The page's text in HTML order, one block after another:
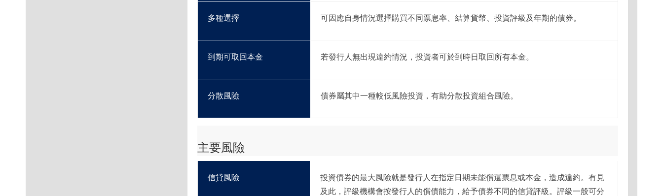
多種選擇 可因應自身情況選擇購買不同票息率、結算貨幣、投資評級及年期的債券。
到期可取回本金 若發行人無出現違約情況，投資者可於到時日取回所有本金。
分散風險 債券屬其中一種較低風險投資，有助分散投資組合風險。
主要風險
信貸風險
投資債券的最大風險就是發行人在指定日期未能償還票息或本金，造成違約。有見
及此，評級機構會按發行人的償債能力，給予債券不同的信貸評級。評級一般可分